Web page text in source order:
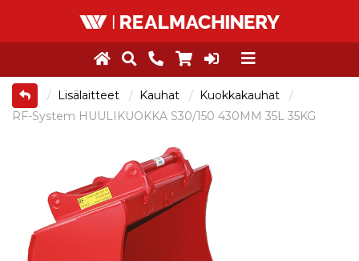
Lisälaitteet Kauhat
Kuokkakauhat
RF-System HUULIKUOKKA S30/150 430MM 35L 35KG